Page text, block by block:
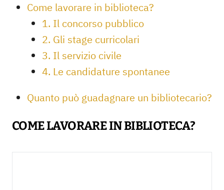
Come lavorare in biblioteca?
1. Il concorso pubblico
2. Gli stage curricolari
3. Il servizio civile
4. Le candidature spontanee
Quanto può guadagnare un bibliotecario?
COME LAVORARE IN BIBLIOTECA?